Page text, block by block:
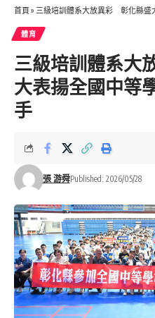
首頁 » 三級培訓體系大放異彩 彰化縣盛
體育
三級培訓體系
大表揚全國中等
手
張 游舜Published: 2026/05/28